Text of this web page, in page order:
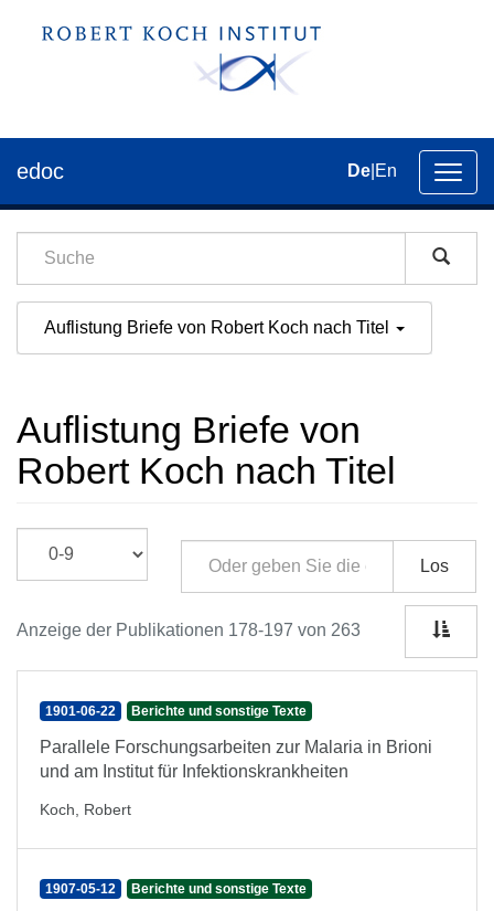
der
edoc De En
Auflistung Briefe von Robert Koch nach Titel
Auflistung Briefe von
Robert Koch nach Titel
Los
Anzeige der Publikationen 178-197 von 263
1901-06-22 Berichte und sonstige Texte
Parallele Forschungsarbeiten zur Malaria in Brioni
und am Institut für Infektionskrankheiten
Koch, Robert
1907-05-12 Berichte und sonstige Texte